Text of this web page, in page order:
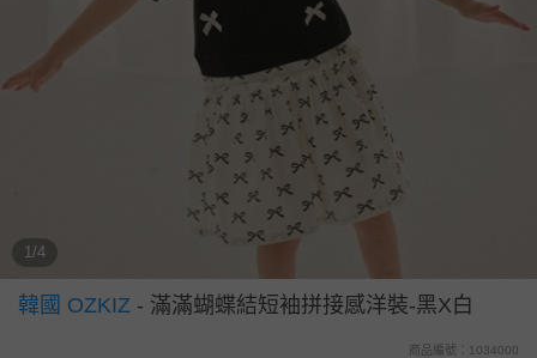
1/4
韓國 OZKIZ - 滿滿蝴蝶結短袖拼接感洋裝-黑X白
商品編號：1034000